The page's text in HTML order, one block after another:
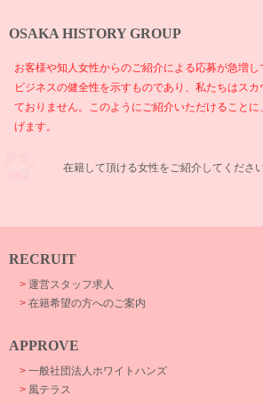
OSAKA HISTORY GROUP
お客様や知人女性からのご紹介による応募が急増
ビジネスの健全性を示すものであり、私たちはスカ
ておりません。このようにご紹介いただけることに
げます。
在籍して頂ける女性をご紹介してくださ
RECRUIT
> 運営スタッフ求人
> 在籍希望の方へのご案内
APPROVE
> 一般社団法人ホワイトハンズ
> 風テラス